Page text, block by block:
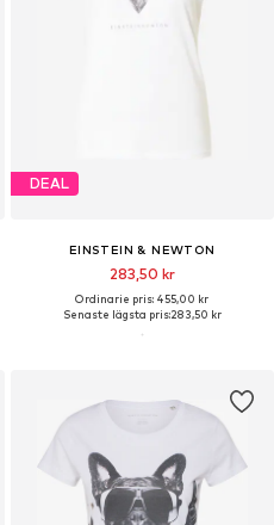
DEAL
EINSTEIN & NEWTON
283,50 kr
Ordinarie pris: 455,00 kr
Senaste lägsta pris:283,50 kr